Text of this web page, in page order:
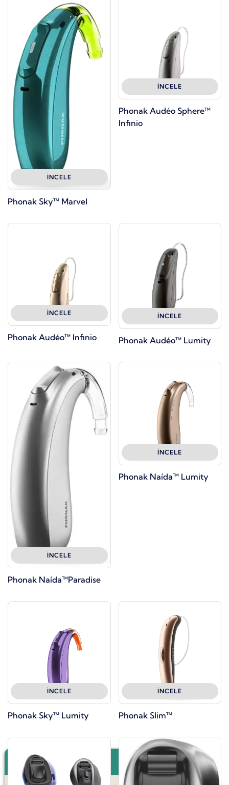
İNCELE
Phonak Sky™ Marvel
İNCELE
Phonak Audéo Sphere™
Infinio
İNCELE
Phonak Audéo™ Infinio
İNCELE
Phonak Audéo™ Lumity
İNCELE
Phonak Naída™Paradise
İNCELE
Phonak Naída™ Lumity
İNCELE
Phonak Sky™ Lumity
İNCELE
Phonak Slim™
×